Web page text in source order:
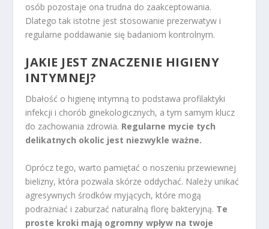
osób pozostaje ona trudna do zaakceptowania.
Dlatego tak istotne jest stosowanie prezerwatyw i
regularne poddawanie się badaniom kontrolnym.
JAKIE JEST ZNACZENIE HIGIENY
INTYMNEJ?
Dbałość o higienę intymną to podstawa profilaktyki
infekcji i chorób ginekologicznych, a tym samym klucz
do zachowania zdrowia. Regularne mycie tych
delikatnych okolic jest niezwykle ważne.
Oprócz tego, warto pamiętać o noszeniu przewiewnej
bielizny, która pozwala skórze oddychać. Należy unikać
agresywnych środków myjących, które mogą
podrażniać i zaburzać naturalną florę bakteryjną. Te
proste kroki mają ogromny wpływ na twoje